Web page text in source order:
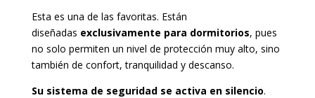
Esta es una de las favoritas. Están
diseñadas exclusivamente para dormitorios, pues
no solo permiten un nivel de protección muy alto, sino
también de confort, tranquilidad y descanso.
Su sistema de seguridad se activa en silencio.